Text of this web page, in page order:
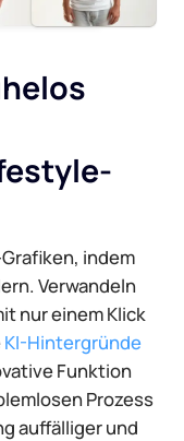
indem
Verwandeln
nur einem Klick
KI-Hintergründe
Funktion
Prozess
auffälliger und